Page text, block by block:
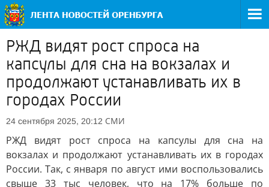
РЖД видят рост спроса на
капсулы для сна на вокзалах и
продолжают устанавливать их в
городах России
24 сентября 2025, 20:12 СМИ
РЖД видят рост спроса на капсулы для сна на
вокзалах и продолжают устанавливать их в городах
России. Так, с января по август ими воспользовались
свыше 33 тыс человек, что на 17% больше по